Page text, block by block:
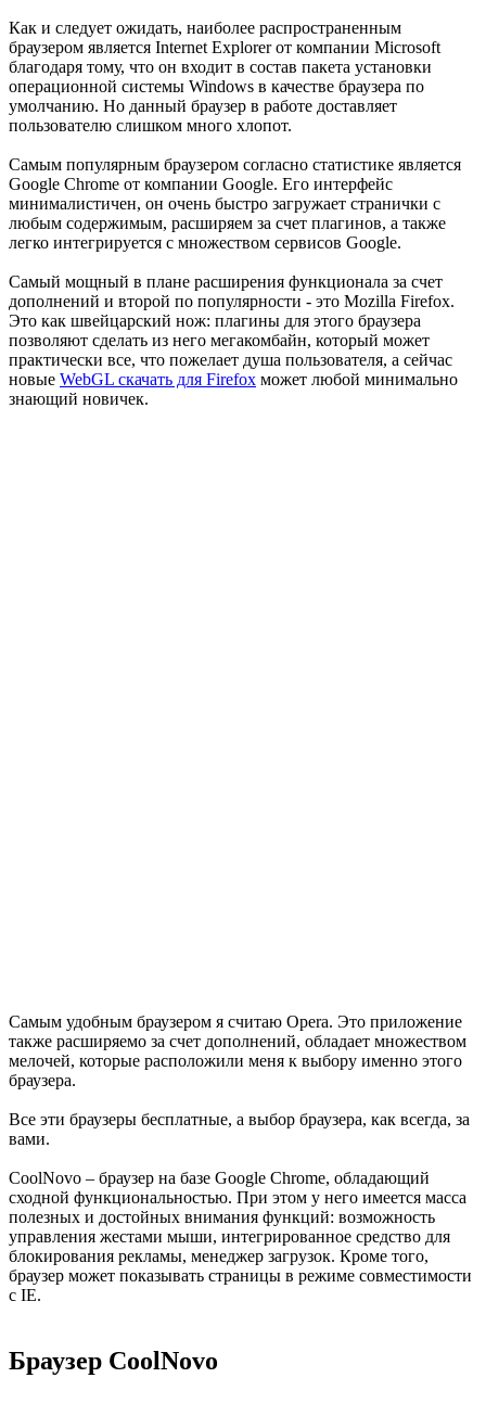
Как и следует ожидать, наиболее распространенным
браузером является Internet Explorer от компании Microsoft
благодаря тому, что он входит в состав пакета установки
операционной системы Windows в качестве браузера по
умолчанию. Но данный браузер в работе доставляет
пользователю слишком много хлопот.
Самым популярным браузером согласно статистике является
Google Chrome от компании Google. Его интерфейс
минималистичен, он очень быстро загружает странички с
любым содержимым, расширяем за счет плагинов, а также
легко интегрируется с множеством сервисов Google.
Самый мощный в плане расширения функционала за счет
дополнений и второй по популярности - это Mozilla Firefox.
Это как швейцарский нож: плагины для этого браузера
позволяют сделать из него мегакомбайн, который может
практически все, что пожелает душа пользователя, а сейчас
новые WebGL скачать для Firefox может любой минимально
знающий новичек.
Самым удобным браузером я считаю Opera. Это приложение
также расширяемо за счет дополнений, обладает множеством
мелочей, которые расположили меня к выбору именно этого
браузера.
Все эти браузеры бесплатные, а выбор браузера, как всегда, за
вами.
CoolNovo – браузер на базе Google Chrome, обладающий
сходной функциональностью. При этом у него имеется масса
полезных и достойных внимания функций: возможность
управления жестами мыши, интегрированное средство для
блокирования рекламы, менеджер загрузок. Кроме того,
браузер может показывать страницы в режиме совместимости
с IE.
Браузер CoolNovo